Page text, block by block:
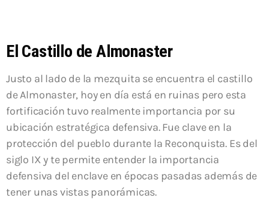
El Castillo de Almonaster
Justo al lado de la mezquita se encuentra el castillo
de Almonaster, hoy en día está en ruinas pero esta
fortificación tuvo realmente importancia por su
ubicación estratégica defensiva. Fue clave en la
protección del pueblo durante la Reconquista. Es del
siglo IX y te permite entender la importancia
defensiva del enclave en épocas pasadas además de
tener unas vistas panorámicas.